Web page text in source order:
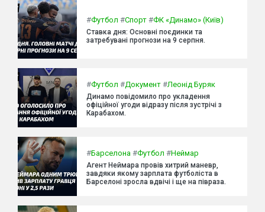
#Футбол #Спорт #ФК «Динамо» (Київ)
Ставка дня: Основні поєдинки та
затребувані прогнози на 9 серпня.
#Футбол #Документ #Леонід Буряк
Динамо повідомило про укладення
офіційної угоди відразу після зустрічі з
Карабахом.
#Барселона #Футбол #Неймар
Агент Неймара провів хитрий маневр,
завдяки якому зарплата футболіста в
Барселоні зросла вдвічі і ще на півраза.